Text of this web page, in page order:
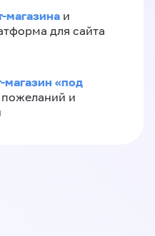
магазина и
для сайта
магазин «‎под
и